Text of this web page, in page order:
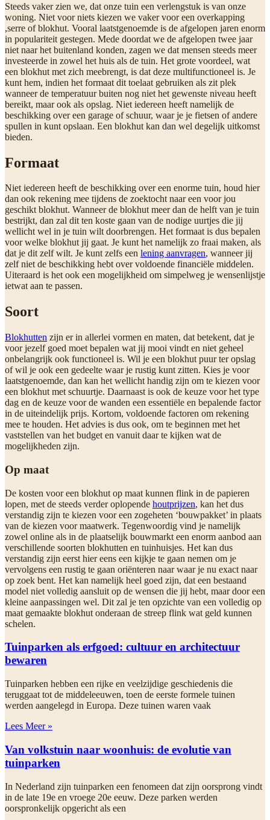
Steeds vaker zien we, dat onze tuin een verlengstuk is van onze
woning. Niet voor niets kiezen we vaker voor een overkapping
,serre of blokhut. Vooral laatstgenoemde is de afgelopen jaren enorm
in populariteit gestegen. Mede doordat we de afgelopen twee jaar
niet naar het buitenland konden, zagen we dat mensen steeds meer
investeerde in zowel het huis als de tuin. Het grote voordeel, wat
een blokhut met zich meebrengt, is dat deze multifunctioneel is. Je
kunt hem, indien het formaat dit toelaat gebruiken als zit plek
wanneer de temperatuur buiten nog niet het gewenste niveau heeft
bereikt, maar ook als opslag. Niet iedereen heeft namelijk de
beschikking over een garage of schuur, waar je je fietsen of andere
spullen in kunt opslaan. Een blokhut kan dan wel degelijk uitkomst
bieden.
Formaat
Niet iedereen heeft de beschikking over een enorme tuin, houd hier
dan ook rekening mee tijdens de zoektocht naar een voor jou
geschikt blokhut. Wanneer de blokhut meer dan de helft van je tuin
bestrijkt, dan zal dit ten koste gaan van de nodige uurtjes die jij
wellicht wel in je tuin wilt doorbrengen. Het formaat is dus bepalen
voor welke blokhut jij gaat. Je kunt het namelijk zo fraai maken, als
dat je dit zelf wilt. Je kunt zelfs een lening aanvragen, wanneer jij
zelf niet de beschikking hebt over voldoende financiële middelen.
Uiteraard is het ook een mogelijkheid om simpelweg je wensenlijstje
ietwat aan te passen.
Soort
Blokhutten zijn er in allerlei vormen en maten, dat betekent, dat je
voor jezelf goed moet bepalen wat jij mooi vindt en niet geheel
onbelangrijk ook functioneel is. Wil je een blokhut puur ter opslag
of wil je ook een gedeelte waar je rustig kunt zitten. Kies je voor
laatstgenoemde, dan kan het wellicht handig zijn om te kiezen voor
een blokhut met schuurtje. Daarnaast is ook de keuze voor het type
dag en de keuze voor de wanden een essentiële en bepalende factor
in de uiteindelijk prijs. Kortom, voldoende factoren om rekening
mee te houden. Het advies is dus ook, om te beginnen met het
vaststellen van het budget en vanuit daar te kijken wat de
mogelijkheden zijn.
Op maat
De kosten voor een blokhut op maat kunnen flink in de papieren
lopen, met de steeds verder oplopende houtprijzen, kan het dus
verstandig zijn te kiezen voor een zogeheten ‘bouwpakket’ in plaats
van de kiezen voor maatwerk. Tegenwoordig vind je namelijk
zowel online als in de plaatselijk bouwmarkt een enorm aanbod aan
verschillende soorten blokhutten en tuinhuisjes. Het kan dus
verstandig zijn eerst hier eens een kijkje te gaan nemen om je
vervolgens een rustig te gaan oriënteren naar waar je nu exact naar
op zoek bent. Het kan namelijk heel goed zijn, dat een bestaand
model niet volledig aansluit op de wensen die jij hebt, maar door een
kleine aanpassingen wel. Dit zal je ten opzichte van een volledig op
maat gemaakte blokhut onderaan de streep flink wat geld kunnen
schelen.
Tuinparken als erfgoed: cultuur en architectuur
bewaren
Tuinparken hebben een rijke en veelzijdige geschiedenis die
teruggaat tot de middeleeuwen, toen de eerste formele tuinen
werden aangelegd in Europa. Deze tuinen waren vaak
Lees Meer »
Van volkstuin naar woonhuis: de evolutie van
tuinparken
In Nederland zijn tuinparken een fenomeen dat zijn oorsprong vindt
in de late 19e en vroege 20e eeuw. Deze parken werden
oorspronkelijk opgericht als een